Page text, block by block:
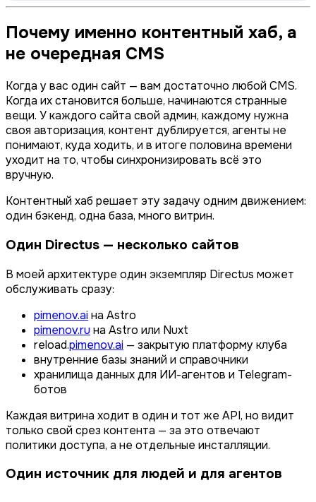
Почему именно контентный хаб, а
не очередная CMS
Когда у вас один сайт — вам достаточно любой CMS.
Когда их становится больше, начинаются странные
вещи. У каждого сайта свой админ, каждому нужна
своя авторизация, контент дублируется, агенты не
понимают, куда ходить, и в итоге половина времени
уходит на то, чтобы синхронизировать всё это
вручную.
Контентный хаб решает эту задачу одним движением:
один бэкенд, одна база, много витрин.
Один Directus — несколько сайтов
В моей архитектуре один экземпляр Directus может
обслуживать сразу:
pimenov.aiна Astro
pimenov.ru на Astro или Nuxt
reload.pimenov.ai — закрытую платформу клуба
внутренние базы знаний и справочники
хранилища данных для ИИ-агентов и Telegram-
ботов
Каждая витрина ходит в один и тот же API, но видит
только свой срез контента — за это отвечают
политики доступа, а не отдельные инсталляции.
Один источник для людей и для агентов